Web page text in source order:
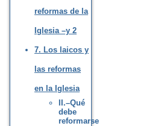
reformas de la
Iglesia –y 2
7. Los laicos y
las reformas
en la Iglesia
II.–Qué
debe
reformarse